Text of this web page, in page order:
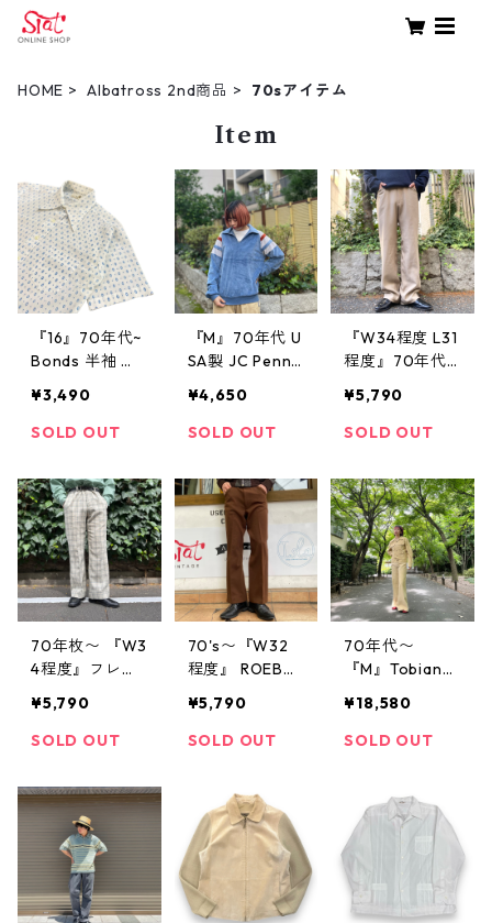
HOME Albatross 2nd商品 70sアイテム
Item
『16』70年代~
Bonds 半袖 ポ
インシャツ デ
カ襟 白地 総柄
円寺 ビンテー
ジ TS5
¥3,490
SOLD OUT
『M』70年代 U
SA製 JC Penne
ベロア カット
ソー 襟付き 青
円寺 ビンテー
ジ
¥4,650
SOLD OUT
『W34程度 L31
程度』70年代 L
LACKS リーバ
イス アクショ
スラックスパン
ツ スラックス
ベージュ 古着
古着屋 高円寺
ビンテージ
¥5,790
SOLD OUT
70年枚〜 『W3
4程度』フレア
ケットタロンジ
ップ チェック
レス 古着 古着
屋 高円寺 ビン
テージ
¥5,790
SOLD OUT
70's〜『W32
程度』 ROEBU
レアパンツ ロ
ケットタロン
ー 古着 古着屋
高円寺 ヴィン
テージ
¥5,790
SOLD OUT
70年代〜
『M』Tobians
ジャケット シ
ョート丈 ベル
高円寺 ビンテ
ージ
¥18,580
SOLD OUT